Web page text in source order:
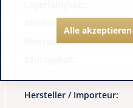
Restzucker:
Hersteller / Importeur:
Alle akzeptieren